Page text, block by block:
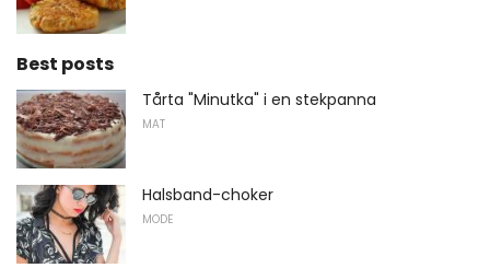
Best posts
Tårta "Minutka" i en stekpanna
MAT
Halsband-choker
MODE